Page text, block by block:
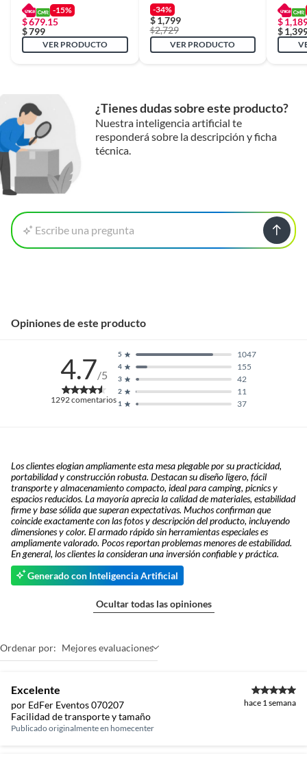
Tipo Maleta 120 Cm- Blanco
Para complementar tu experiencia, considera nuestras
sillas para exterior y jardín, ideales para crear un espacio
cómodo y funcional donde sea que te encuentres.
seguras y ordenadas.
-15%
$679.15
$799
VER PRODUCTO
-34%
$ 1,799
$2,729
VER PRODUCTO
$
$
¿Tienes dudas sobre este producto?
Nuestra inteligencia artificial te
responderá sobre la descripción y ficha
técnica.
Escribe una pregunta
Opiniones de este producto
4.7/5
1292comentarios 1 37
2 11
3 42
4 155
5 1047
Los clientes elogian ampliamente esta mesa plegable por su practicidad,
portabilidad y construcción robusta. Destacan su diseño ligero, fácil
transporte y almacenamiento compacto, ideal para camping, picnics y
espacios reducidos. La mayoría aprecia la calidad de materiales, estabilidad
firme y base sólida que superan expectativas. Muchos confirman que
coincide exactamente con las fotos y descripción del producto, incluyendo
dimensiones y color. El armado rápido sin herramientas especiales es
ampliamente valorado. Pocos reportan problemas menores de estabilidad.
En general, los clientes la consideran una inversión confiable y práctica.
Generado con Inteligencia Artificial
Ocultar todas las opiniones
Ordenar por: Mejores evaluaciones
Excelente
por EdFer Eventos 070207 hace 1 semana
Facilidad de transporte y tamaño
Publicado originalmente en homecenter